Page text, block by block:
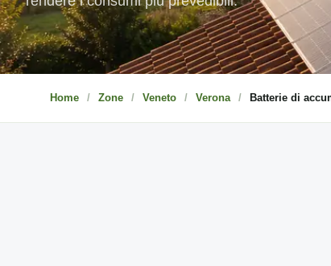
Home Zone Veneto Verona Batterie di